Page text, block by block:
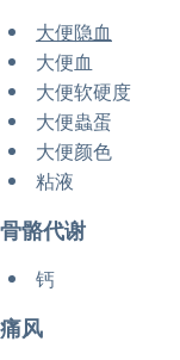
大便隐血
大便血
大便软硬度
大便蟲蛋
大便颜色
粘液
骨骼代谢
钙
痛风